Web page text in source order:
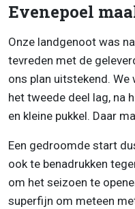
Evenepoel
Onze landgenoot was
tevreden met de
ons plan uitstekend.
het tweede deel lag, na
en kleine pukkel. Daar
Een gedroomde start
ook te benadrukken
om het seizoen te
superfijn om meteen